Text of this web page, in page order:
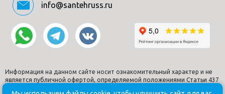
info@santehruss.ru
Информация на данном сайте носит ознакомительный характер и не
является публичной офертой, определяемой положениями Статьи 437